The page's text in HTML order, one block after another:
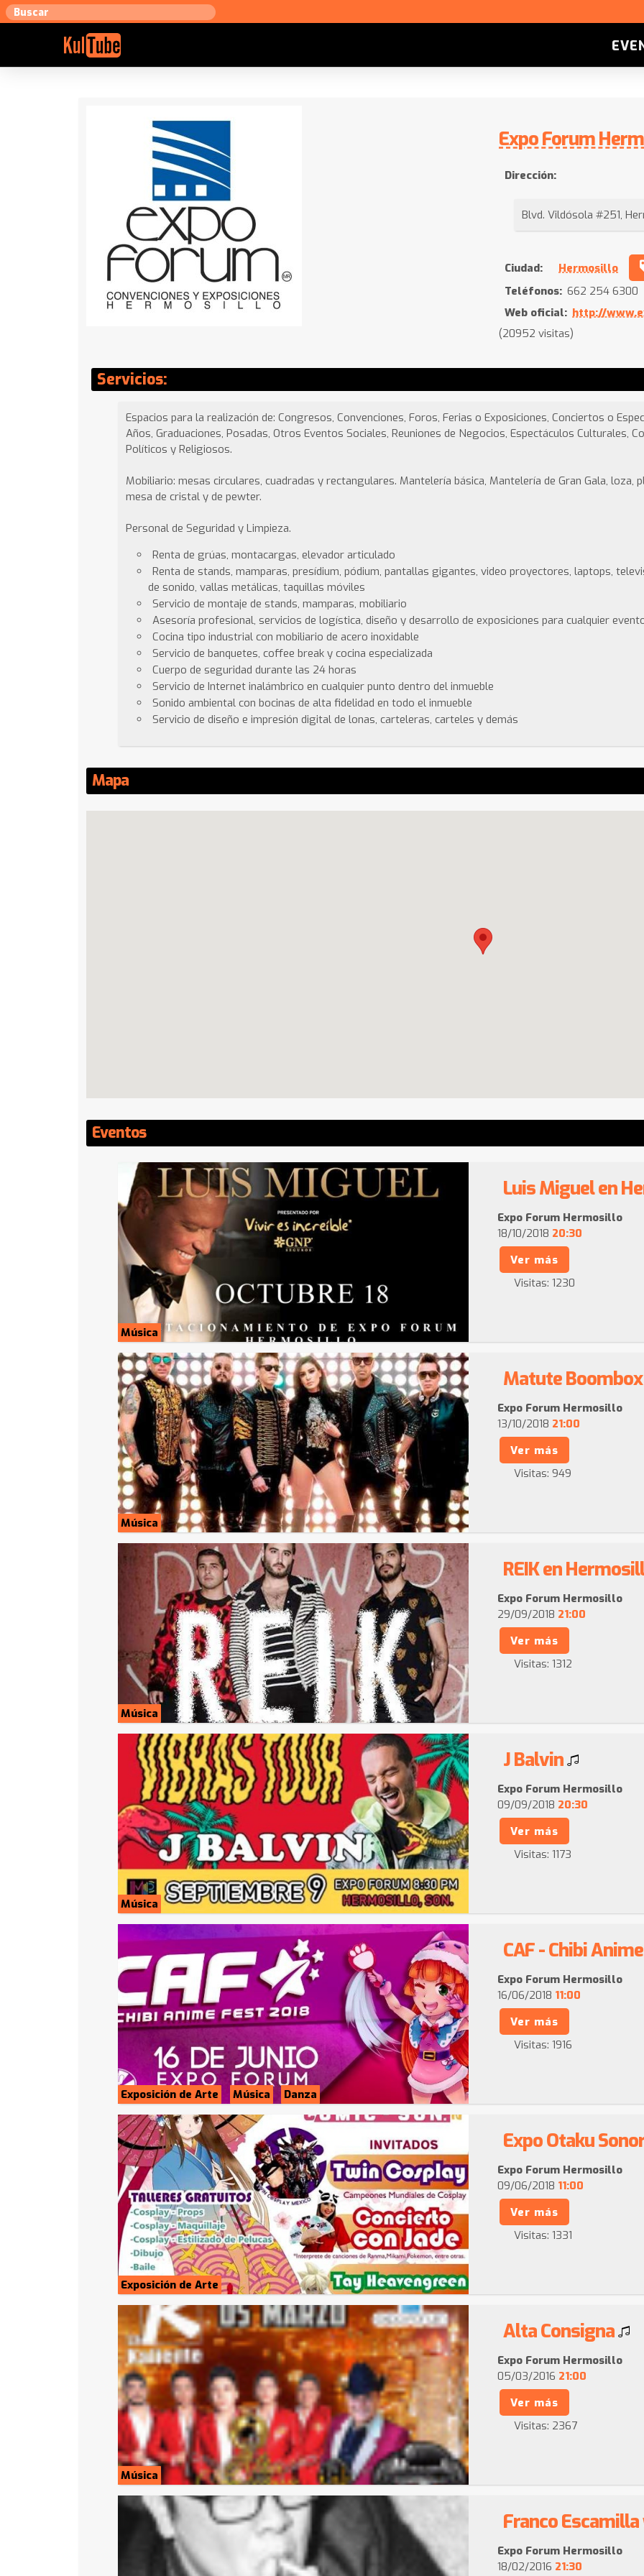
Expo Forum
Dirección:
Blvd. Vildósola #251,
Ciudad:
Hermosillo
Teléfonos: 662 254 6300
Web oficial: http://
(20952 visitas)
Servicios:
Espacios para la realización de: Congresos, Convenciones, Foros, Ferias o Exposiciones, Conciertos o
Años, Graduaciones, Posadas, Otros Eventos Sociales, Reuniones de Negocios, Espectáculos Culturales,
Políticos y Religiosos.
Mobiliario: mesas circulares, cuadradas y rectangulares. Mantelería básica, Mantelería de Gran Gala, loza,
mesa de cristal y de pewter.
Personal de Seguridad y Limpieza.
Renta de grúas, montacargas, elevador articulado
Renta de stands, mamparas, presídium, pódium, pantallas gigantes, video proyectores, laptops,
de sonido, vallas metálicas, taquillas móviles
Servicio de montaje de stands, mamparas, mobiliario
Asesoría profesional, servicios de logística, diseño y desarrollo de exposiciones para cualquier
Cocina tipo industrial con mobiliario de acero inoxidable
Servicio de banquetes, coffee break y cocina especializada
Cuerpo de seguridad durante las 24 horas
Servicio de Internet inalámbrico en cualquier punto dentro del inmueble
Sonido ambiental con bocinas de alta fidelidad en todo el inmueble
Servicio de diseño e impresión digital de lonas, carteleras, carteles y demás
Mapa
Eventos
Música
Luis Miguel en
Expo Forum Hermosillo
18/10/2018 20:30
Ver más
Visitas: 1230
Música
Matute
Expo Forum Hermosillo
13/10/2018 21:00
Ver más
Visitas: 949
Música
REIK en
Expo Forum Hermosillo
29/09/2018 21:00
Ver más
Visitas: 1312
Música
J Balvin
Expo Forum Hermosillo
09/09/2018 20:30
Ver más
Visitas: 1173
Exposición de Arte Música Danza
CAF - Chibi
Expo Forum Hermosillo
16/06/2018 11:00
Ver más
Visitas: 1916
Exposición de Arte
Expo Otaku
Expo Forum Hermosillo
09/06/2018 11:00
Ver más
Visitas: 1331
Música
Alta Consigna
Expo Forum Hermosillo
05/03/2016 21:00
Ver más
Visitas: 2367
Franco
Expo Forum Hermosillo
18/02/2016 21:30